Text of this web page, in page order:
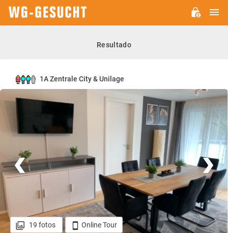
Resultado
1A Zentrale City & Unilage
19 fotos Online Tour